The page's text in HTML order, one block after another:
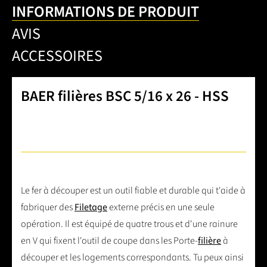
INFORMATIONS DE PRODUIT
AVIS
ACCESSOIRES
BAER filières BSC 5/16 x 26 - HSS
Le fer à découper est un outil fiable et durable qui t'aide à
fabriquer desFiletageexterne précis en une seule
opération. Il est équipé de quatre trous et d'une rainure
en V qui fixent l'outil de coupe dans les Porte-filièreà
découper et les logements correspondants. Tu peux ainsi